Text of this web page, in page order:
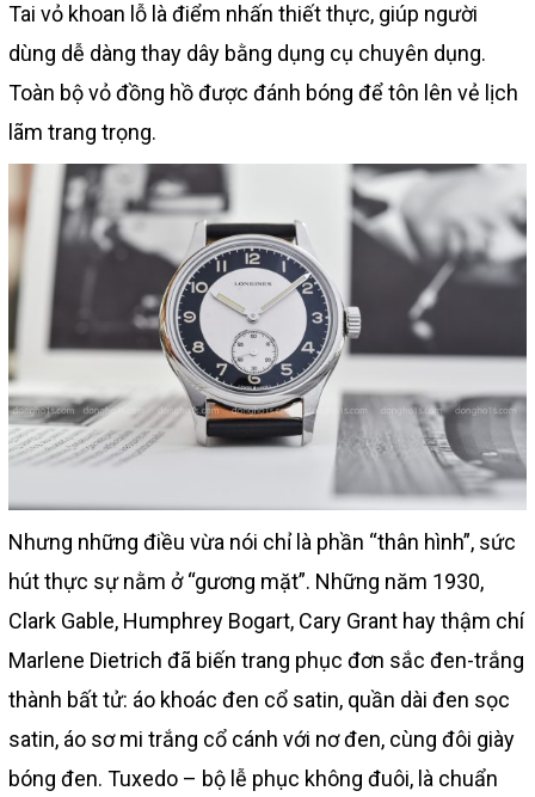
Tai vỏ khoan lỗ là điểm nhấn thiết thực, giúp người
dùng dễ dàng thay dây bằng dụng cụ chuyên dụng.
Toàn bộ vỏ đồng hồ được đánh bóng để tôn lên vẻ lịch
lãm trang trọng.
Nhưng những điều vừa nói chỉ là phần “thân hình”, sức
hút thực sự nằm ở “gương mặt”. Những năm 1930,
Clark Gable, Humphrey Bogart, Cary Grant hay thậm chí
Marlene Dietrich đã biến trang phục đơn sắc đen-trắng
thành bất tử: áo khoác đen cổ satin, quần dài đen sọc
satin, áo sơ mi trắng cổ cánh với nơ đen, cùng đôi giày
bóng đen. Tuxedo – bộ lễ phục không đuôi, là chuẩn